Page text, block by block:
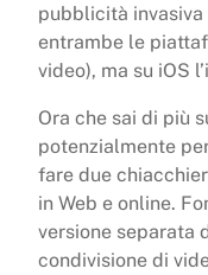
pubblicità
entrambe le
video), ma su iOS
Ora che sai di più
potenzialmente
fare due
in Web e online.
versione separata
condivisione di